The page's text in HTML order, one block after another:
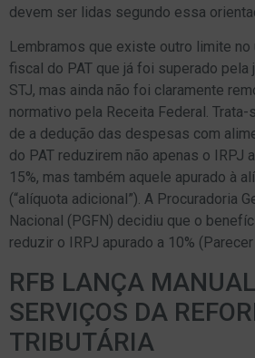
devem ser lidas segundo essa
Lembramos que existe outro limite
fiscal do PAT que já foi superado pela
STJ, mas ainda não foi claramente
normativo pela Receita Federal.
de a dedução das despesas com
do PAT reduzirem não apenas o IRPJ
15%, mas também aquele apurado à
(“alíquota adicional”). A Procuradoria
Nacional (PGFN) decidiu que o
reduzir o IRPJ apurado a 10%
RFB LANÇA
SERVIÇOS DA
TRIBUTÁRIA